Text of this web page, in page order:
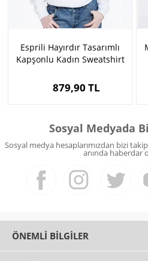
Esprili Hayırdır Tasarımlı
Kapşonlu Kadın Sweatshirt
879,90 TL
Sosyal Medyada
Sosyal medya hesaplarımızdan bizi
anında haberdar
ÖNEMLI BILGILER